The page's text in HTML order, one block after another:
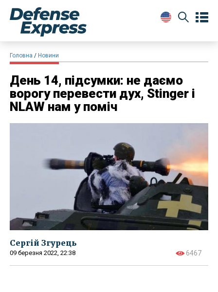
Головна Новини
День 14, підсумки: не даємо
ворогу перевести дух, Stinger і
NLAW нам у поміч
Сергій Згурець
09 березня 2022, 22:38 6467